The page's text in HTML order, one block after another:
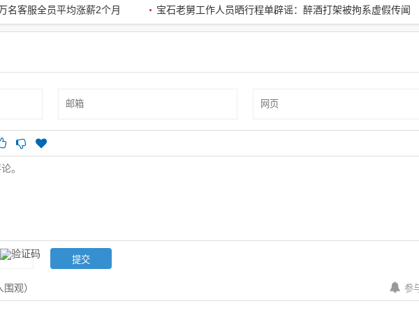
名客服全员平均涨薪2个月 宝石老舅工作人员晒行程单辟谣：醉酒打架被拘系虚假传闻
围观） 参